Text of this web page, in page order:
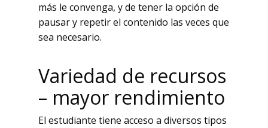
más le convenga, y de tener la opción de
pausar y repetir el contenido las veces que
sea necesario.
Variedad de recursos
– mayor rendimiento
El estudiante tiene acceso a diversos tipos